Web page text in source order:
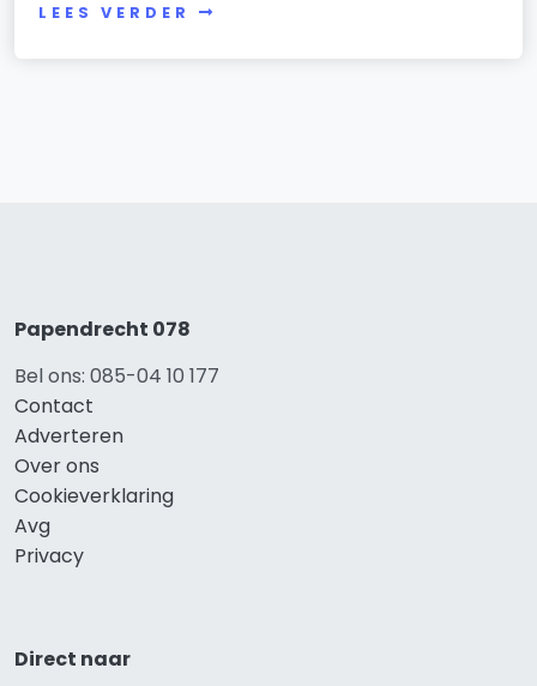
LEES VERDER
Papendrecht 078
Bel ons: 085-04 10 177
Contact
Adverteren
Over ons
Cookieverklaring
Avg
Privacy
Direct naar